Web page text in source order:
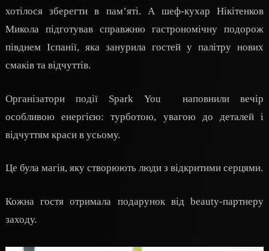
хотілося зберегти в пам’яті. А шеф-кухар Нікітенков
Микола підготував справжню гастрономічну подорож
півднем Іспанії, яка занурила гостей у палітру нових
смаків та відчуттів.
Організатори події Spark You
наповнили вечір
особливою енергією: турботою, увагою до деталей і
відчуттям краси в усьому.
Це була магія, яку створюють люди з відкритими серцями.
Кожна гостя отримала подарунок від beauty-партнеру
заходу.